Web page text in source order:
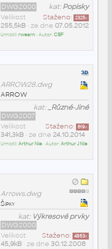
kat:Popisky
DWG2000
Staženo: 2325x
Velikost
255,5kB• ze dne 07.05.2012
Umístil:rwearn• Autor:CBF
ARROW28.dwg
ARROW
kat:_Různé-Jiné
DWG2007
Staženo: 619x
Velikost
341,3kB• ze dne 24.10.2014
Umístil:Arthur Nie• Autor:Arthur J Nie
Arrows.dwg
Šipky
kat: Výkresové prvky
DWG2000
Staženo: 4863x
Velikost
45,9kB• ze dne 30.12.2008